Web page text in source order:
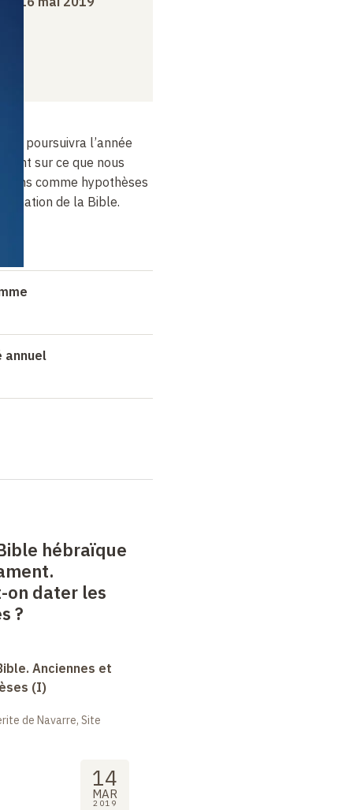
se poursuivra l’année
sur ce que nous
comme hypothèses
de la Bible.
annuel
hébraïque
on dater les
?
Anciennes et
(I)
de Navarre, Site
14
MAR
2019